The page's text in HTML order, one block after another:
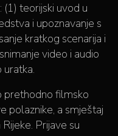
(1) teorijski uvod u
i upoznavanje s
kratkog scenarija i
video i audio
prethodno filmsko
polaznike, a smještaj
Prijave su